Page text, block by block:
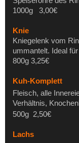
1000g 3,00€
Knie
Kniegelenk vom
ummantelt. Ideal
800g 3,25€
Kuh-Komplett
Fleisch, alle
Verhältnis,
500g 2,50€
Lachs